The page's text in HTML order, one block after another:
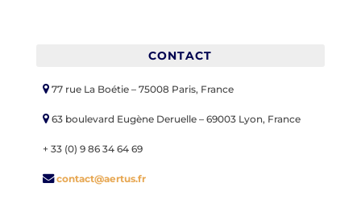
CONTACT
77 rue La Boétie – 75008 Paris, France
63 boulevard Eugène Deruelle – 69003 Lyon, France
+ 33 (0) 9 86 34 64 69
contact@aertus.fr